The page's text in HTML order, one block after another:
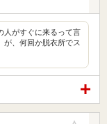
人がすぐに来るって言
が、何回か脱衣所でス